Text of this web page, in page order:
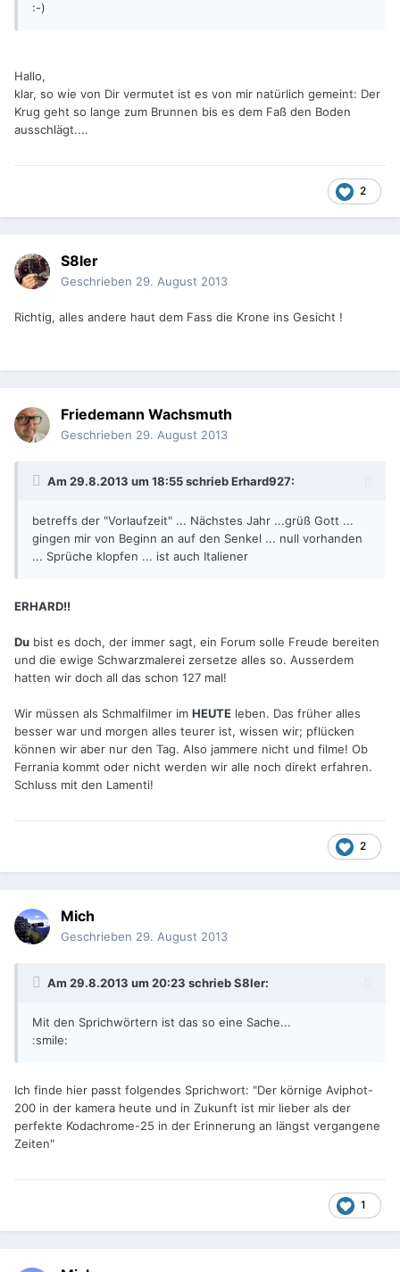
:-)
Hallo,
klar, so wie von Dir vermutet ist es von mir natürlich gemeint: Der
Krug geht so lange zum Brunnen bis es dem Faß den Boden
ausschlägt....
2
S8ler
Geschrieben 29. August 2013
Richtig, alles andere haut dem Fass die Krone ins Gesicht !
Friedemann Wachsmuth
Geschrieben 29. August 2013
Am 29.8.2013 um 18:55 schrieb Erhard927:
betreffs der "Vorlaufzeit" ... Nächstes Jahr ...grüß Gott ...
gingen mir von Beginn an auf den Senkel ... null vorhanden
... Sprüche klopfen ... ist auch Italiener
ERHARD!!
Du bist es doch, der immer sagt, ein Forum solle Freude bereiten
und die ewige Schwarzmalerei zersetze alles so. Ausserdem
hatten wir doch all das schon 127 mal!
Wir müssen als Schmalfilmer im HEUTE leben. Das früher alles
besser war und morgen alles teurer ist, wissen wir; pflücken
können wir aber nur den Tag. Also jammere nicht und filme! Ob
Ferrania kommt oder nicht werden wir alle noch direkt erfahren.
Schluss mit den Lamenti!
2
Mich
Geschrieben 29. August 2013
Am 29.8.2013 um 20:23 schrieb S8ler:
Mit den Sprichwörtern ist das so eine Sache...
:smile:
Ich finde hier passt folgendes Sprichwort: "Der körnige Aviphot-
200 in der kamera heute und in Zukunft ist mir lieber als der
perfekte Kodachrome-25 in der Erinnerung an längst vergangene
Zeiten"
1